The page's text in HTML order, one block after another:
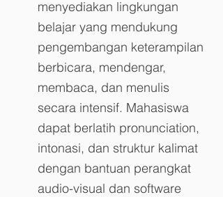
menyediakan lingkungan
belajar yang mendukung
pengembangan keterampilan
berbicara, mendengar,
membaca, dan menulis
secara intensif. Mahasiswa
dapat berlatih pronunciation,
intonasi, dan struktur kalimat
dengan bantuan perangkat
audio-visual dan software